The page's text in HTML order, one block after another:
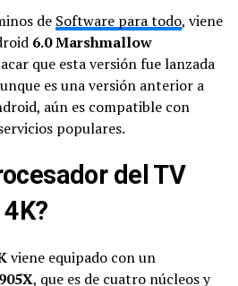
de Software para todo, viene
6.0 Marshmallow
que esta versión fue lanzada
es una versión anterior a
aún es compatible con
populares.
del TV
viene equipado con un
, que es de cuatro núcleos y